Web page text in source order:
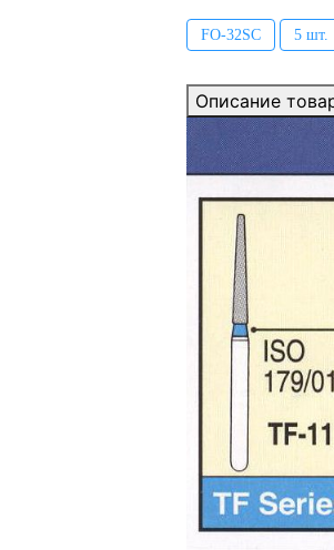
FO-32SC 5 шт.
Описание